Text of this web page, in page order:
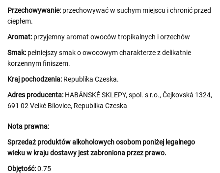
Przechowywanie: przechowywać w suchym miejscu i chronić przed
ciepłem.
Aromat: przyjemny aromat owoców tropikalnych i orzechów
Smak: pełniejszy smak o owocowym charakterze z delikatnie
korzennym finiszem.
Kraj pochodzenia: Republika Czeska.
Adres producenta: HABÁNSKÉ SKLEPY, spol. s r.o., Čejkovská 1324,
691 02 Velké Bílovice, Republika Czeska
Nota prawna:
Sprzedaż produktów alkoholowych osobom poniżej legalnego
wieku w kraju dostawy jest zabroniona przez prawo.
Objętość:0.75